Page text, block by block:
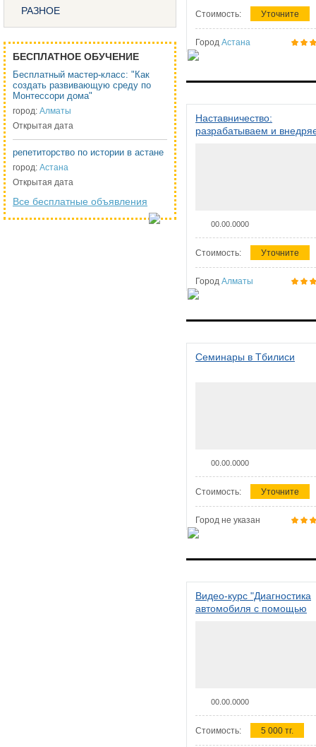
РАЗНОЕ
БЕСПЛАТНОЕ ОБУЧЕНИЕ
Бесплатный мастер-класс: "Как
создать развивающую среду по
Монтессори дома"
город: Алматы
Открытая дата
репетиторство по истории в астане
город: Астана
Открытая дата
Все бесплатные объявления
Стоимость: Уточните
Город Астана
Наставничество:
разрабатываем и
00.00.0000
Стоимость: Уточните
Город Алматы
Семинары в Тбилиси
00.00.0000
Стоимость: Уточните
Город не указан
Видео-курс "Диагностика
автомобиля с помощью
00.00.0000
Стоимость: 5 000 тг.